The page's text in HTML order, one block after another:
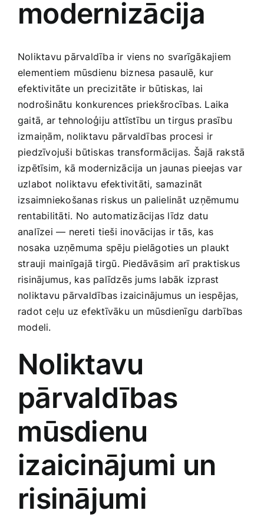
Medicīnas preces
Pakalpojumi
Pārtikas preces
Preces birojam
Preces pieaugušajiem
Rotaļlietas, bērnu preces
Smaržas, kosmētika
Sports, tūrisms un atpūta
TV un Sadzīves tehnika
Zoo preces
modernizācija
Noliktavu pārvaldība ‍ir viens no svarīgākajiem
elementiem mūsdienu biznesa pasaulē, kur
efektivitāte un precizitāte ir būtiskas, lai
nodrošinātu konkurences priekšrocības. Laika
gaitā, ar tehnoloģiju attīstību ‍un tirgus prasību
izmaiņām, noliktavu pārvaldības procesi ir
piedzīvojuši⁢ būtiskas transformācijas. Šajā rakstā
izpētīsim, kā modernizācija un jaunas pieejas var
uzlabot noliktavu ⁢efektivitāti, ⁢samazināt
izsaimniekošanas​ riskus un palielināt uzņēmumu
rentabilitāti. No ⁣automatizācijas līdz datu
analīzei — nereti ⁢tieši inovācijas ir tās, ‌kas
nosaka uzņēmuma spēju pielāgoties un ⁢plaukt
strauji mainīgajā tirgū. Piedāvāsim arī praktiskus
risinājumus, kas palīdzēs jums labāk izprast
noliktavu pārvaldības izaicinājumus un iespējas,
radot ceļu uz efektīvāku un mūsdienīgu ⁣darbības
modeli.
Noliktavu
pārvaldības
⁣mūsdienu
izaicinājumi un
‍risinājumi